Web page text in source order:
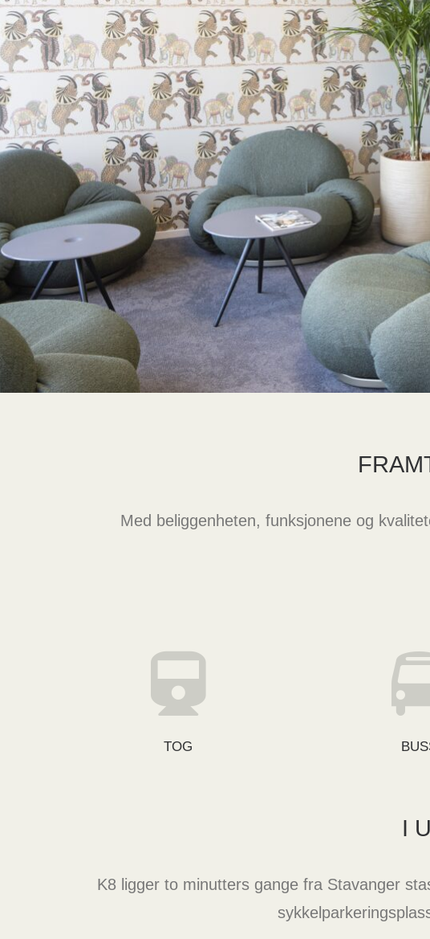
Med beliggenheten, funksjonene og
TOG
I
K8 ligger to minutters gange fra Stavanger